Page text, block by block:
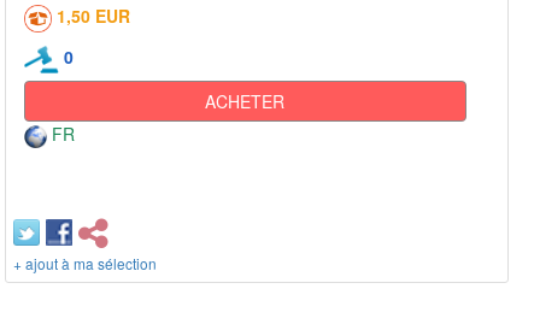
1,50 EUR
0
ACHETER
FR
+ ajout à ma sélection